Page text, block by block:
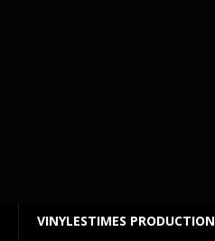
VINYLESTIMES PRODUCTION